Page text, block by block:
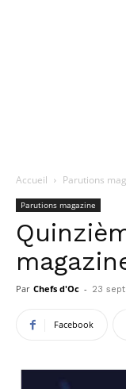
Accueil Parutions
Parutions magazine
Par Chefs d'Oc - 23
Facebook